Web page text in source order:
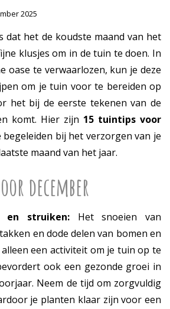
2025
dat het de koudste maand van het
klusjes om in de tuin te doen. In
oase te verwaarlozen, kun je deze
om je tuin voor te bereiden op
het bij de eerste tekenen van de
komt. Hier zijn 15 tuintips voor
begeleiden bij het verzorgen van je
maand van het jaar.
december
en struiken: Het snoeien van
en dode delen van bomen en
een activiteit om je tuin op te
ook een gezonde groei in
Neem de tijd om zorgvuldig
je planten klaar zijn voor een